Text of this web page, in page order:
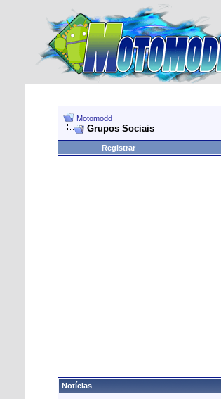
Motomodd
Grupos Sociais
Registrar
Notícias